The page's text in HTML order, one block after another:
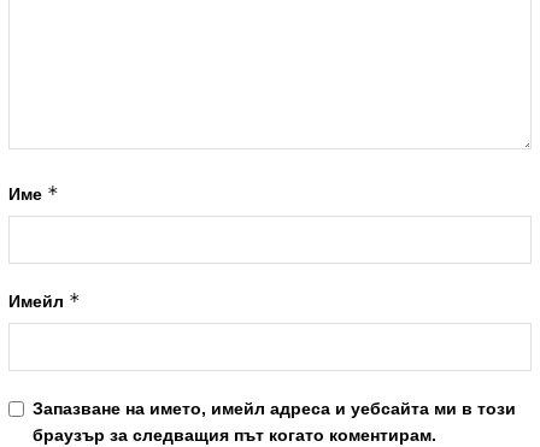
Име *
Имейл *
Запазване на името, имейл адреса и уебсайта ми в този
браузър за следващия път когато коментирам.